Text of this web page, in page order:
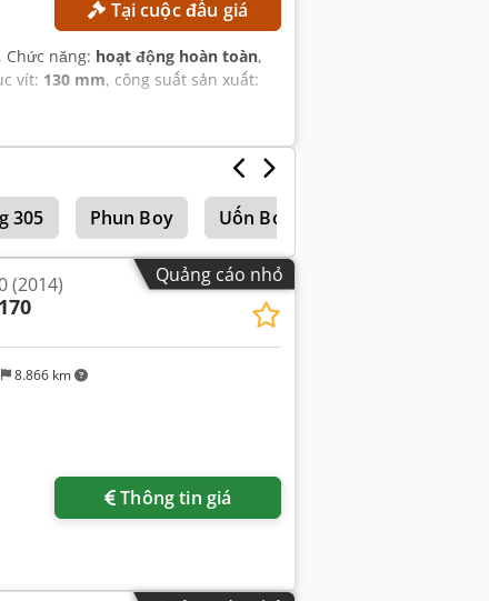
Tại cuộc đấu giá
, Chức năng: hoạt động hoàn toàn,
vít: 130 mm, công suất sản xuất:
305 Phun Boy Uốn Boy
Quảng cáo nhỏ
8.866 km
(2014)
Thông tin giá